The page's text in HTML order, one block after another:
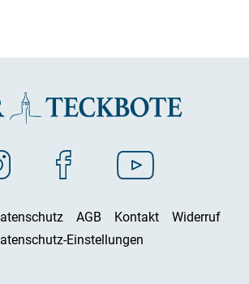
AGB Kontakt
Widerruf
Einstellungen